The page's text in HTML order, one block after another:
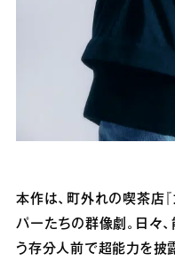
本作は、町外れの喫茶店『
パーたちの群像劇。日々
う存分人前で超能力を披